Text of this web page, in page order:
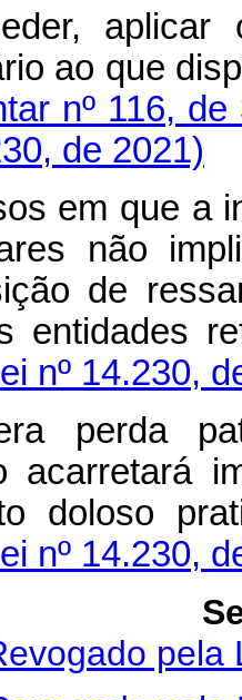
aplicar
ao que
nº 116,
de 2021)
em que a
não
de
nº 14.230,
perda
acarretará
doloso
nº 14.230,
pela